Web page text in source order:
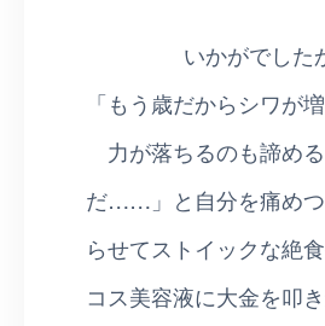
いかがでした
「もう歳だからシワが
力が落ちるのも諦め
だ……」と自分を痛め
らせてストイックな絶
コス美容液に大金を叩き